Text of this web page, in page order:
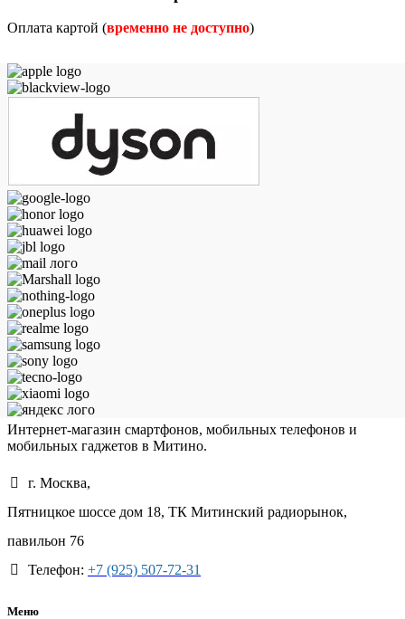
Оплата картой (временно не доступно)
Интернет-магазин смартфонов, мобильных телефонов и
мобильных гаджетов в Митино.
г. Москва,
Пятницкое шоссе дом 18, ТК Митинский радиорынок,
павильон 76
Телефон: +7 (925) 507-72-31
Меню